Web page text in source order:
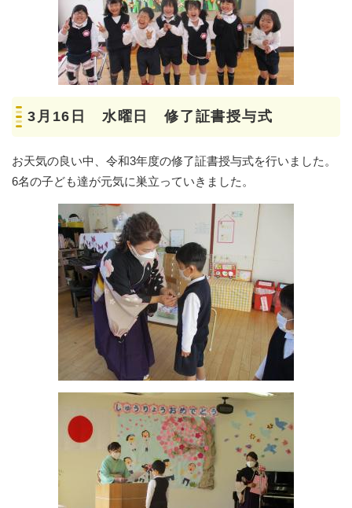
3月16日 水曜日 修了証書授与式
お天気の良い中、令和3年度の修了証書授与式を行いました。
6名の子ども達が元気に巣立っていきました。